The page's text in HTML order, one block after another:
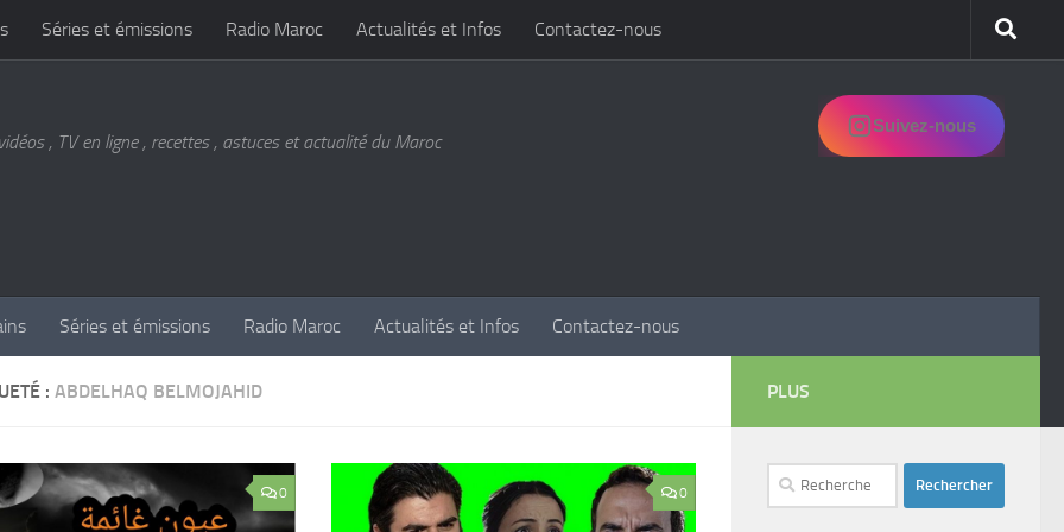
Séries et émissions Radio Maroc Actualités et Infos Contactez-nous
, TV en ligne , recettes , astuces et actualité du Maroc
Suivez-nous
Séries et émissions Radio Maroc Actualités et Infos Contactez-nous
: ABDELHAQ BELMOJAHID
0 0
PLUS
Rechercher :